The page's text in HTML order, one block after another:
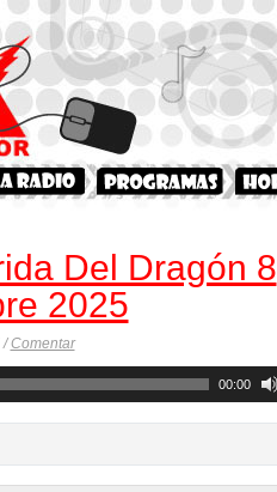
Del Dragón 8
2025
/Comentar
00:00